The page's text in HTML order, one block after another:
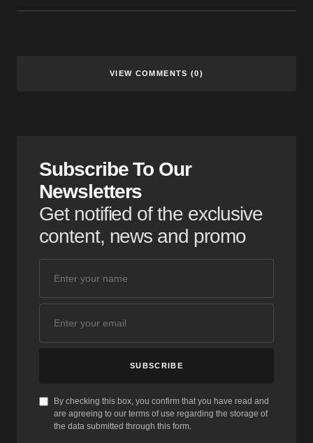
VIEW COMMENTS (0)
Subscribe To Our
Newsletters
Get notified of the exclusive
content, news and promo
SUBSCRIBE
By checking this box, you confirm that you have read and
are agreeing to our terms of use regarding the storage of
the data submitted through this form.